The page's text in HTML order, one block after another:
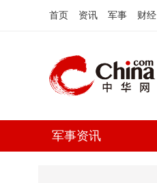
首页 资讯 军事 财经
军事资讯